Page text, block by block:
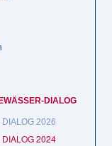
DIALOG
DIALOG 2026
DIALOG 2024